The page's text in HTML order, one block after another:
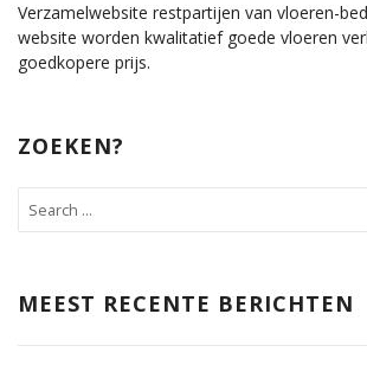
Verzamelwebsite restpartijen van vloeren-
website worden kwalitatief goede vloeren
goedkopere prijs.
ZOEKEN?
MEEST RECENTE BERICHTEN